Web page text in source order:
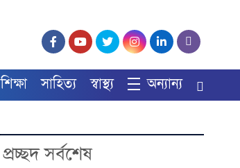
শিক্ষা সাহিত্য স্বাস্থ্য অন্যান্য
প্রচ্ছদ সর্বশেষ